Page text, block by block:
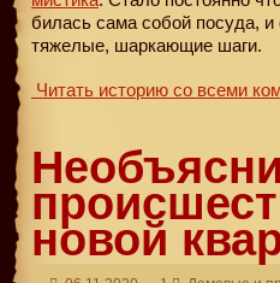
билась сама собой посуда,
тяжелые, шаркающие шаги.
Читать историю со всеми
новой